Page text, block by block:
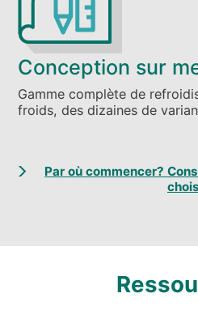
Conception sur
Gamme complète de
froids, des dizaines de
Par où commencer?